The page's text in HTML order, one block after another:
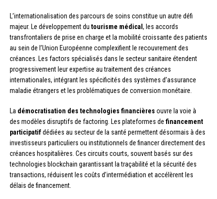
L’internationalisation des parcours de soins constitue un autre défi
majeur. Le développement du tourisme médical , les accords
transfrontaliers de prise en charge et la mobilité croissante des patients
au sein de l’Union Européenne complexifient le recouvrement des
créances. Les factors spécialisés dans le secteur sanitaire étendent
progressivement leur expertise au traitement des créances
internationales, intégrant les spécificités des systèmes d’assurance
maladie étrangers et les problématiques de conversion monétaire.
La démocratisation des technologies financières ouvre la voie à
des modèles disruptifs de factoring. Les plateformes de financement
participatifdédiées au secteur de la santé permettent désormais à des
investisseurs particuliers ou institutionnels de financer directement des
créances hospitalières. Ces circuits courts, souvent basés sur des
technologies blockchain garantissant la traçabilité et la sécurité des
transactions, réduisent les coûts d’intermédiation et accélèrent les
délais de financement.